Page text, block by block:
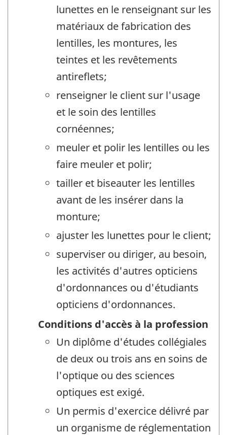
lunettes en le renseignant sur les
matériaux de fabrication des
lentilles, les montures, les
teintes et les revêtements
antireflets;
renseigner le client sur l'usage
et le soin des lentilles
cornéennes;
meuler et polir les lentilles ou les
faire meuler et polir;
tailler et biseauter les lentilles
avant de les insérer dans la
monture;
ajuster les lunettes pour le client;
superviser ou diriger, au besoin,
les activités d'autres opticiens
d'ordonnances ou d'étudiants
opticiens d'ordonnances.
Conditions d'accès à la profession
Un diplôme d'études collégiales
de deux ou trois ans en soins de
l'optique ou des sciences
optiques est exigé.
Un permis d'exercice délivré par
un organisme de réglementation